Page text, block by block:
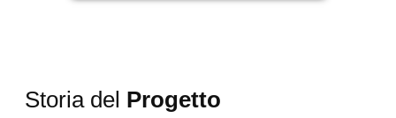
Storia del Progetto